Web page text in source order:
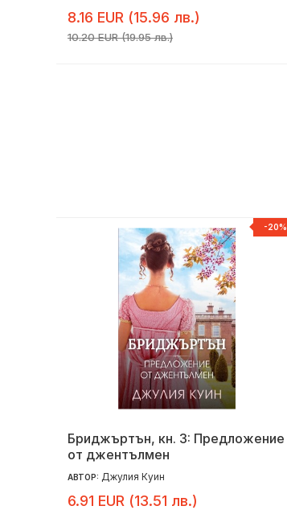
8.16 EUR (15.96 лв.)
10.20 EUR (19.95 лв.)
-20%
Бриджъртън, кн. 3: Предложение
от джентълмен
АВТОР: Джулия Куин
6.91 EUR (13.51 лв.)